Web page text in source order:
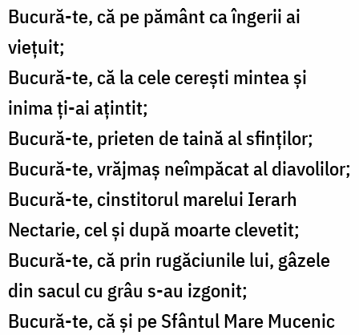
Bucură-te, că pe pământ ca îngerii ai
viețuit;
Bucură-te, că la cele cerești mintea și
inima ți-ai ațintit;
Bucură-te, prieten de taină al sfinților;
Bucură-te, vrăjmaș neîmpăcat al diavolilor;
Bucură-te, cinstitorul marelui Ierarh
Nectarie, cel și după moarte clevetit;
Bucură-te, că prin rugăciunile lui, gâzele
din sacul cu grâu s-au izgonit;
Bucură-te, că și pe Sfântul Mare Mucenic